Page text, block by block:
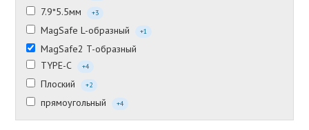
7.9*5.5мм +3
MagSafe L-образный +1
MagSafe2 T-образный
TYPE-C
+4
Плоский +2
прямоугольный +4